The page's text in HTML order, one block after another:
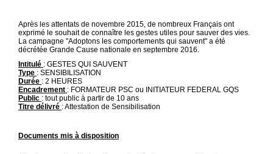
Après les attentats de novembre 2015, de nombreux Français ont
exprimé le souhait de connaître les gestes utiles pour sauver des vies.
La campagne "Adoptons les comportements qui sauvent" a été
décrétée Grande Cause nationale en septembre 2016.
Intitulé : GESTES QUI SAUVENT
Type : SENSIBILISATION
Durée : 2 HEURES
Encadrement : FORMATEUR PSC ou INITIATEUR FEDERAL GQS
Public : tout public à partir de 10 ans
Titre délivré : Attestation de Sensibilisation
Documents mis à disposition